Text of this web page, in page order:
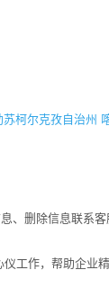
苏柯尔克孜自治州
、删除信息联系客
工作，帮助企业